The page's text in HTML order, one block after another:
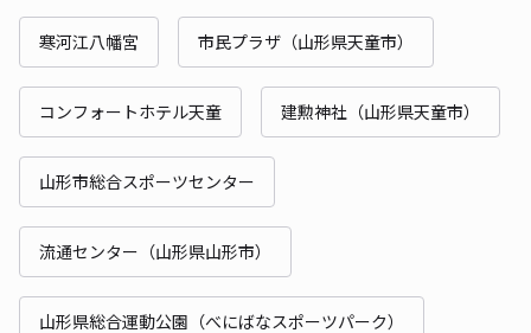
寒河江八幡宮 市民プラザ（山形県天童市）
コンフォートホテル天童 建勲神社（山形県天童市）
山形市総合スポーツセンター
流通センター（山形県山形市）
山形県総合運動公園（べにばなスポーツパーク）